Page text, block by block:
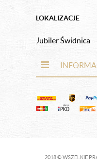
LOKALIZACJE
Jubiler Świdnica
2018 © WSZELKIE